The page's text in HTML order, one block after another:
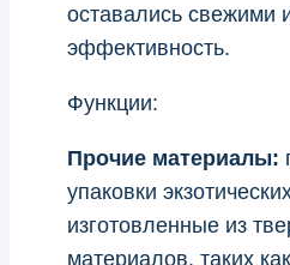
оставались свежими
эффективность.
Функции:
Прочие материалы:
упаковки
изготовленные из
материалов, таких